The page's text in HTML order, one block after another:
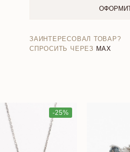
ЗАИНТЕРЕСОВАЛ ТОВАР?
СПРОСИТЬ ЧЕРЕЗ MAX
-25%